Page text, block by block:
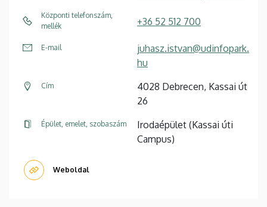
Központi telefonszám,
mellék
+36 52 512 700
E-mail
juhasz.istvan@udinfopark.
hu
Cím
4028 Debrecen, Kassai út
26
Épület, emelet, szobaszám
Irodaépület (Kassai úti
Campus)
Weboldal